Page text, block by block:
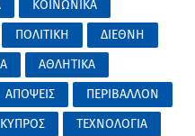
ΚΟΙΝΩΝΙΚΑ
ΠΟΛΙΤΙΚΗ
ΔΙΕΘΝΗ
ΑΘΛΗΤΙΚΑ
ΑΠΟΨΕΙΣ
ΠΕΡΙΒΑΛΛΟΝ
ΚΥΠΡΟΣ
ΤΕΧΝΟΛΟΓΙΑ